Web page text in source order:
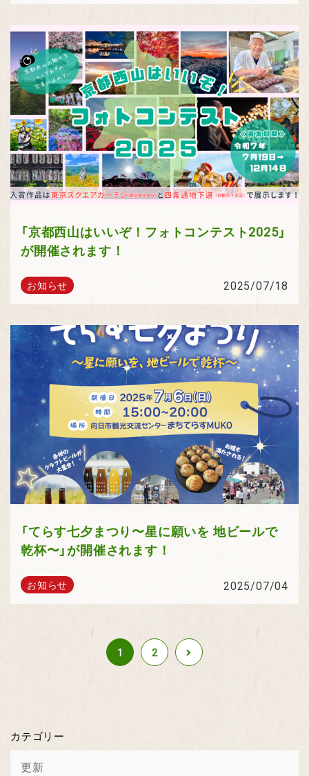
「京都西山はいいぞ！フォトコンテスト2025」
が開催されます！
お知らせ 2025/07/18
「てらす七夕まつり〜星に願いを 地ビールで
乾杯〜」が開催されます！
お知らせ 2025/07/04
1 2
カテゴリー
更新